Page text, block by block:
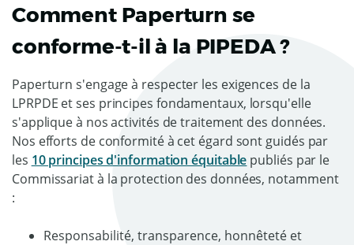
Comment Paperturn se
conforme-t-il à la PIPEDA ?
Paperturn s'engage à respecter les exigences de la
LPRPDE et ses principes fondamentaux, lorsqu'elle
s'applique à nos activités de traitement des données.
Nos efforts de conformité à cet égard sont guidés par
les 10 principes d'information équitable publiés par le
Commissariat à la protection des données, notamment
:
Responsabilité, transparence, honnêteté et